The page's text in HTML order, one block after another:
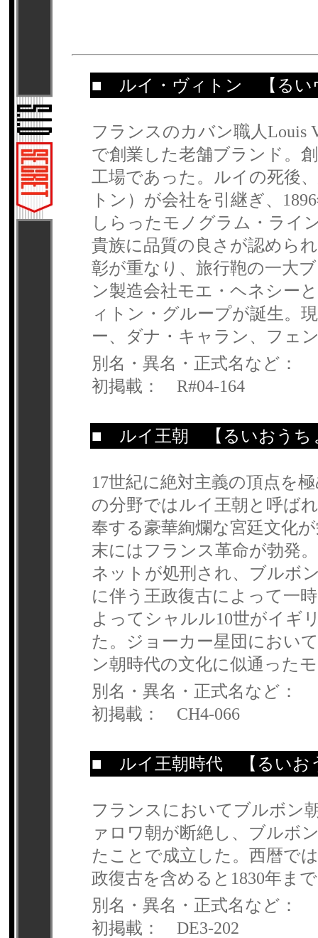
■ ルイ・ヴィトン 【るい
フランスのカバン職人Louis
で創業した老舗ブランド。
工場であった。ルイの死後
トン）が会社を引継ぎ、
しらったモノグラム・ライ
貴族に品質の良さが認めら
彰が重なり、旅行鞄の一大
ン製造会社モエ・ヘネシー
ィトン・グループが誕生。
ー、ダナ・キャラン、フェ
別名・異名・正式名など：
初掲載： R#04-164
■ ルイ王朝 【るいおうち
17世紀に絶対主義の頂点を
の分野ではルイ王朝と呼ば
奉する豪華絢爛な宮廷文化
末にはフランス革命が勃発
ネットが処刑され、ブルボ
に伴う王政復古によって一
よってシャルル10世がイギ
た。ジョーカー星団におい
ン朝時代の文化に似通った
別名・異名・正式名など：
初掲載： CH4-066
■ ルイ王朝時代 【るいお
フランスにおいてブルボン
ァロワ朝が断絶し、ブルボ
たことで成立した。西暦で
政復古を含めると1830年ま
別名・異名・正式名など：
初掲載： DE3-202